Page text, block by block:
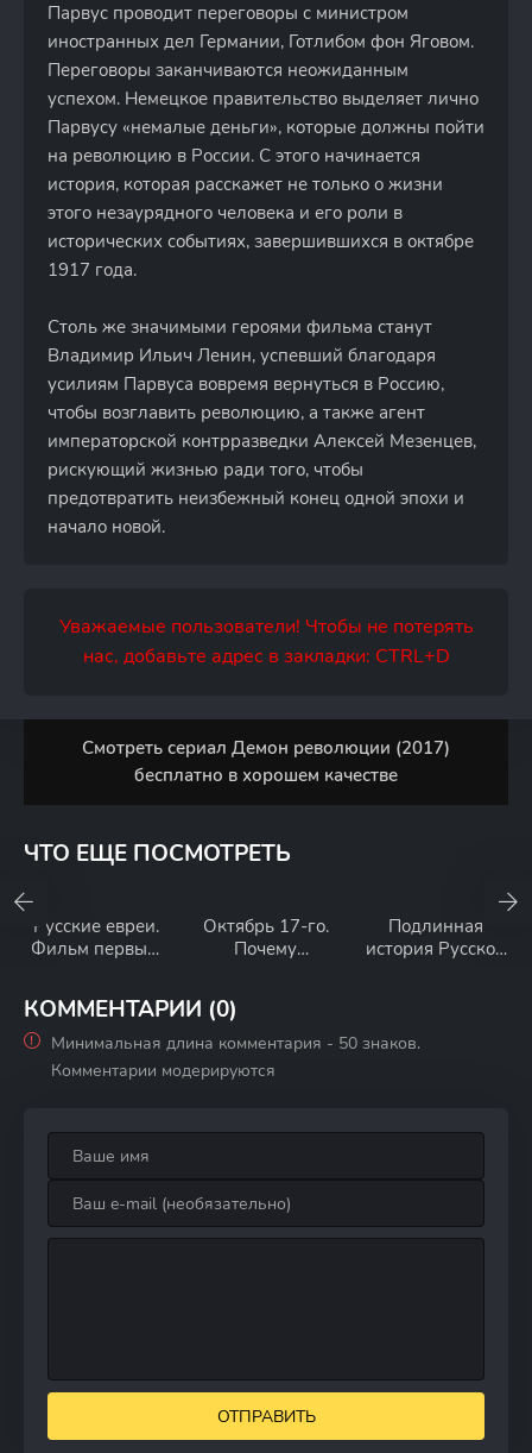
Парвус проводит переговоры с министром
иностранных дел Германии, Готлибом фон Яговом.
Переговоры заканчиваются неожиданным
успехом. Немецкое правительство выделяет лично
Парвусу «немалые деньги», которые должны пойти
на революцию в России. С этого начинается
история, которая расскажет не только о жизни
этого незаурядного человека и его роли в
исторических событиях, завершившихся в октябре
1917 года.
Столь же значимыми героями фильма станут
Владимир Ильич Ленин, успевший благодаря
усилиям Парвуса вовремя вернуться в Россию,
чтобы возглавить революцию, а также агент
императорской контрразведки Алексей Мезенцев,
рискующий жизнью ради того, чтобы
предотвратить неизбежный конец одной эпохи и
начало новой.
Уважаемые пользователи! Чтобы не потерять
нас, добавьте адрес в закладки: CTRL+D
Смотреть сериал Демон революции (2017)
бесплатно в хорошем качестве
ЧТО ЕЩЕ ПОСМОТРЕТЬ
Русские евреи.
Фильм первый.
Октябрь 17-го.
Почему
взяли власть
Подлинная
история Русской
КОММЕНТАРИИ (0)
Минимальная длина комментария - 50 знаков.
Комментарии модерируются
ОТПРАВИТЬ